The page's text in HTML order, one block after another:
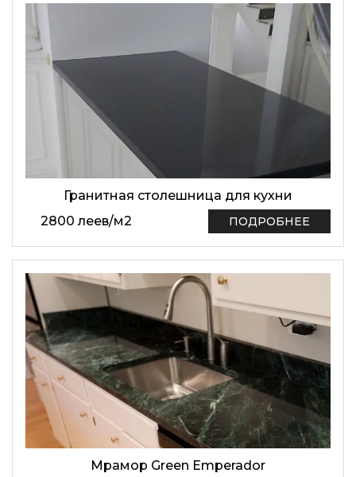
Гранитная столешница для кухни
2800 леев/м2 ПОДРОБНЕЕ
Мрамор Green Emperador